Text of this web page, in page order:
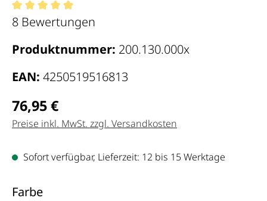
Durchschnittliche Bewertung von 5 von 5 Sternen
8 Bewertungen
Produktnummer: 200.130.000x
EAN: 4250519516813
Regulärer Preis:
76,95 €
Preise inkl. MwSt. zzgl. Versandkosten
Sofort verfügbar, Lieferzeit: 12 bis 15 Werktage
Farbeauswählen